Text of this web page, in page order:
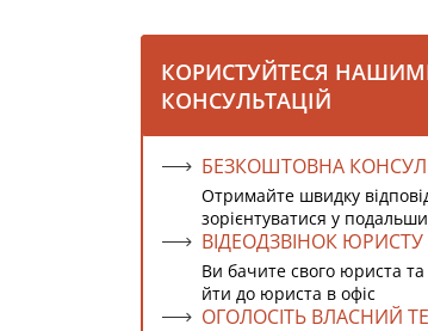
КОРИСТУЙТЕСЯ
КОНСУЛЬТАЦІЙ
БЕЗКОШТОВНА
Отримайте швидку
зорієнтуватися у
ВІДЕОДЗВІНОК ЮРИСТУ
Ви бачите свого юриста
йти до юриста в офіс
ОГОЛОСІТЬ ВЛАСНИЙ